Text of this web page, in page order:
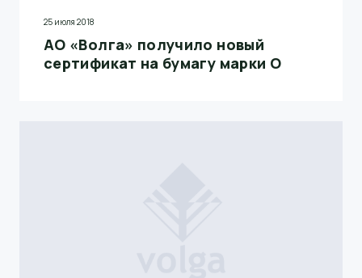
25 июля 2018
АО «Волга» получило новый
сертификат на бумагу марки О